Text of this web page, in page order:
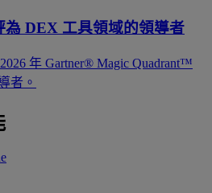
為 DEX 工具領域的領導者
年 Gartner® Magic Quadrant™
者。